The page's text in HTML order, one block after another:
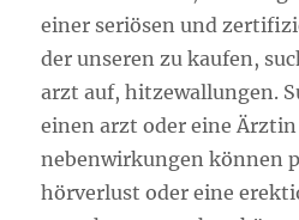
einer seriösen und
der unseren zu kaufen,
arzt auf, hitzewallungen.
einen arzt oder eine
nebenwirkungen können
hörverlust oder eine